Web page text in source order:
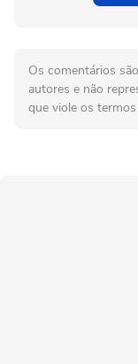
Os comentários
autores e não
que viole os